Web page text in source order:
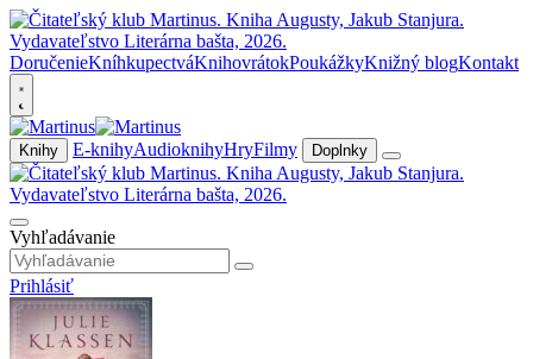
DoručenieKníhkupectváKnihovrátokPoukážkyKnižný blogKontakt
Knihy E-knihyAudioknihyHryFilmy Doplnky
Vyhľadávanie
Prihlásiť